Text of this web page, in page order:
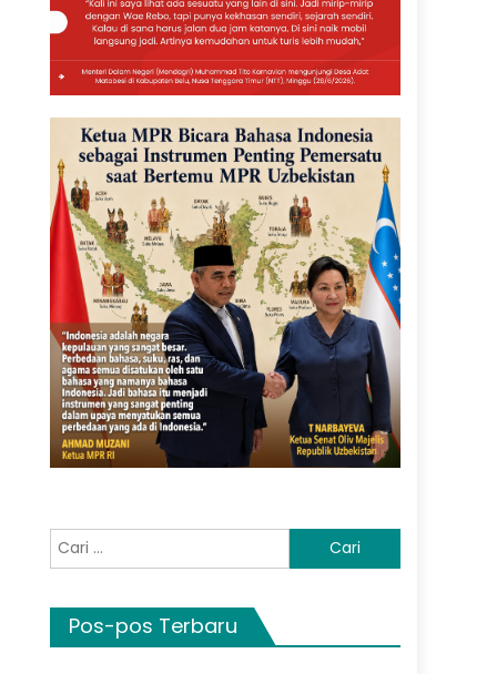
Cari
untuk:
Pos-pos Terbaru